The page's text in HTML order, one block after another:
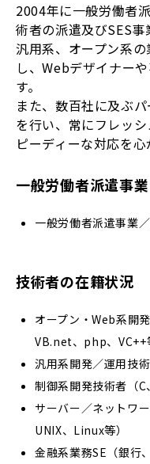
2004年に一般労働者
術者の派遣及びSES事
汎用系、オープン系
し、Webデザイナー
す。
また、数百社に及ぶ
を行い、常にフレッ
ピーディーな対応を心
一般労働者派遣事業
一般労働者派遣事業
技術者の在籍状況
オープン・Web系開
VB.net、php、VC++
汎用系開発／運用技
制御系開発技術者（C
サーバー／ネットワ
UNIX、Linux等）
金融系業務SE（銀行